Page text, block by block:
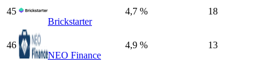
45
Brickstarter
4,7 % 18
46
NEO Finance
4,9 % 13